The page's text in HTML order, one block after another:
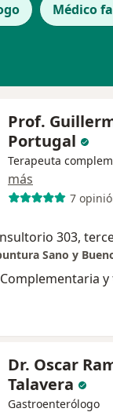
Médico
Prof.
Portugal
Terapeuta
más
7
Sano y
Dr. Oscar
Talavera
Gastroenterólogo